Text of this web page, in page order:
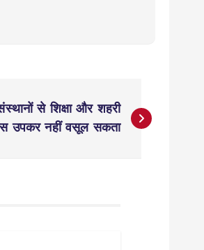
से शिक्षा और शहरी
उपकर नहीं वसूल सकता